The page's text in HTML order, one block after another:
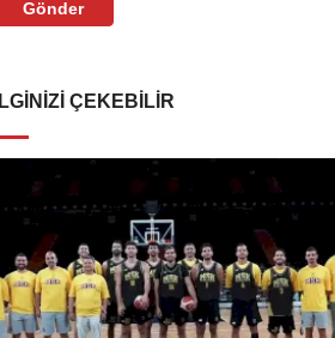
Gönder
İLGINIZI ÇEKEBILIR